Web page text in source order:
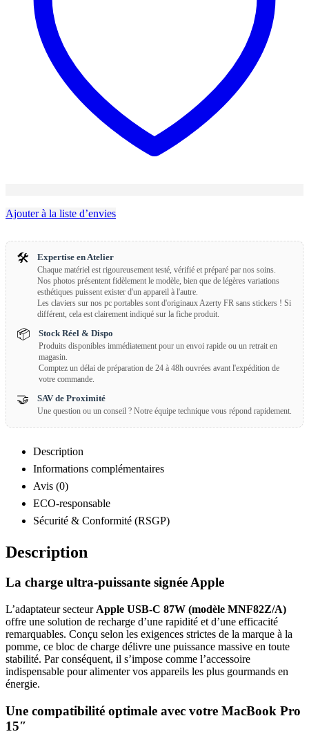
Ajouter à la liste d’envies
🛠️ Expertise en Atelier
Chaque matériel est rigoureusement testé, vérifié et préparé par nos soins.
Nos photos présentent fidèlement le modèle, bien que de légères variations
esthétiques puissent exister d'un appareil à l'autre.
Les claviers sur nos pc portables sont d'originaux Azerty FR sans stickers ! Si
différent, cela est clairement indiqué sur la fiche produit.
📦 Stock Réel & Dispo
Produits disponibles immédiatement pour un envoi rapide ou un retrait en
magasin.
Comptez un délai de préparation de 24 à 48h ouvrées avant l'expédition de
votre commande.
🤝 SAV de Proximité
Une question ou un conseil ? Notre équipe technique vous répond rapidement.
Description
Informations complémentaires
Avis (0)
ECO-responsable
Sécurité & Conformité (RSGP)
Description
La charge ultra-puissante signée Apple
L’adaptateur secteur Apple USB-C 87W (modèle MNF82Z/A)
offre une solution de recharge d’une rapidité et d’une efficacité
remarquables. Conçu selon les exigences strictes de la marque à la
pomme, ce bloc de charge délivre une puissance massive en toute
stabilité. Par conséquent, il s’impose comme l’accessoire
indispensable pour alimenter vos appareils les plus gourmands en
énergie.
Une compatibilité optimale avec votre MacBook Pro
15″